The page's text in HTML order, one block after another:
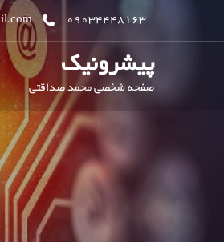
09034448163
پیشرونیک
صفحه شخصی محمد صداقتی